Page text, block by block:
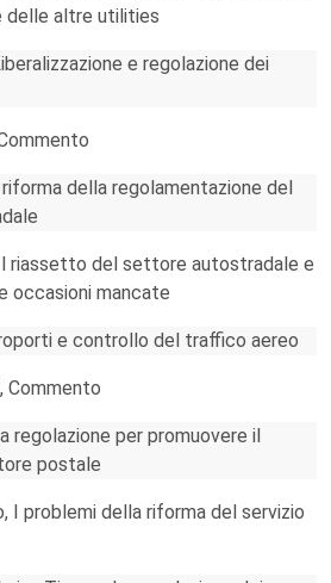
delle altre utilities
e regolazione dei
della regolamentazione del
riassetto del settore autostradale e
occasioni mancate
e controllo del traffico aereo
Commento
regolazione per promuovere il
postale
I problemi della riforma del servizio